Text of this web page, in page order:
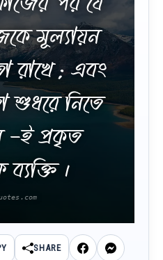
মূল্যায়ন
রাখে ; এবং
নিতে
-ই প্রকৃত
ব্যক্তি ।
SHARE